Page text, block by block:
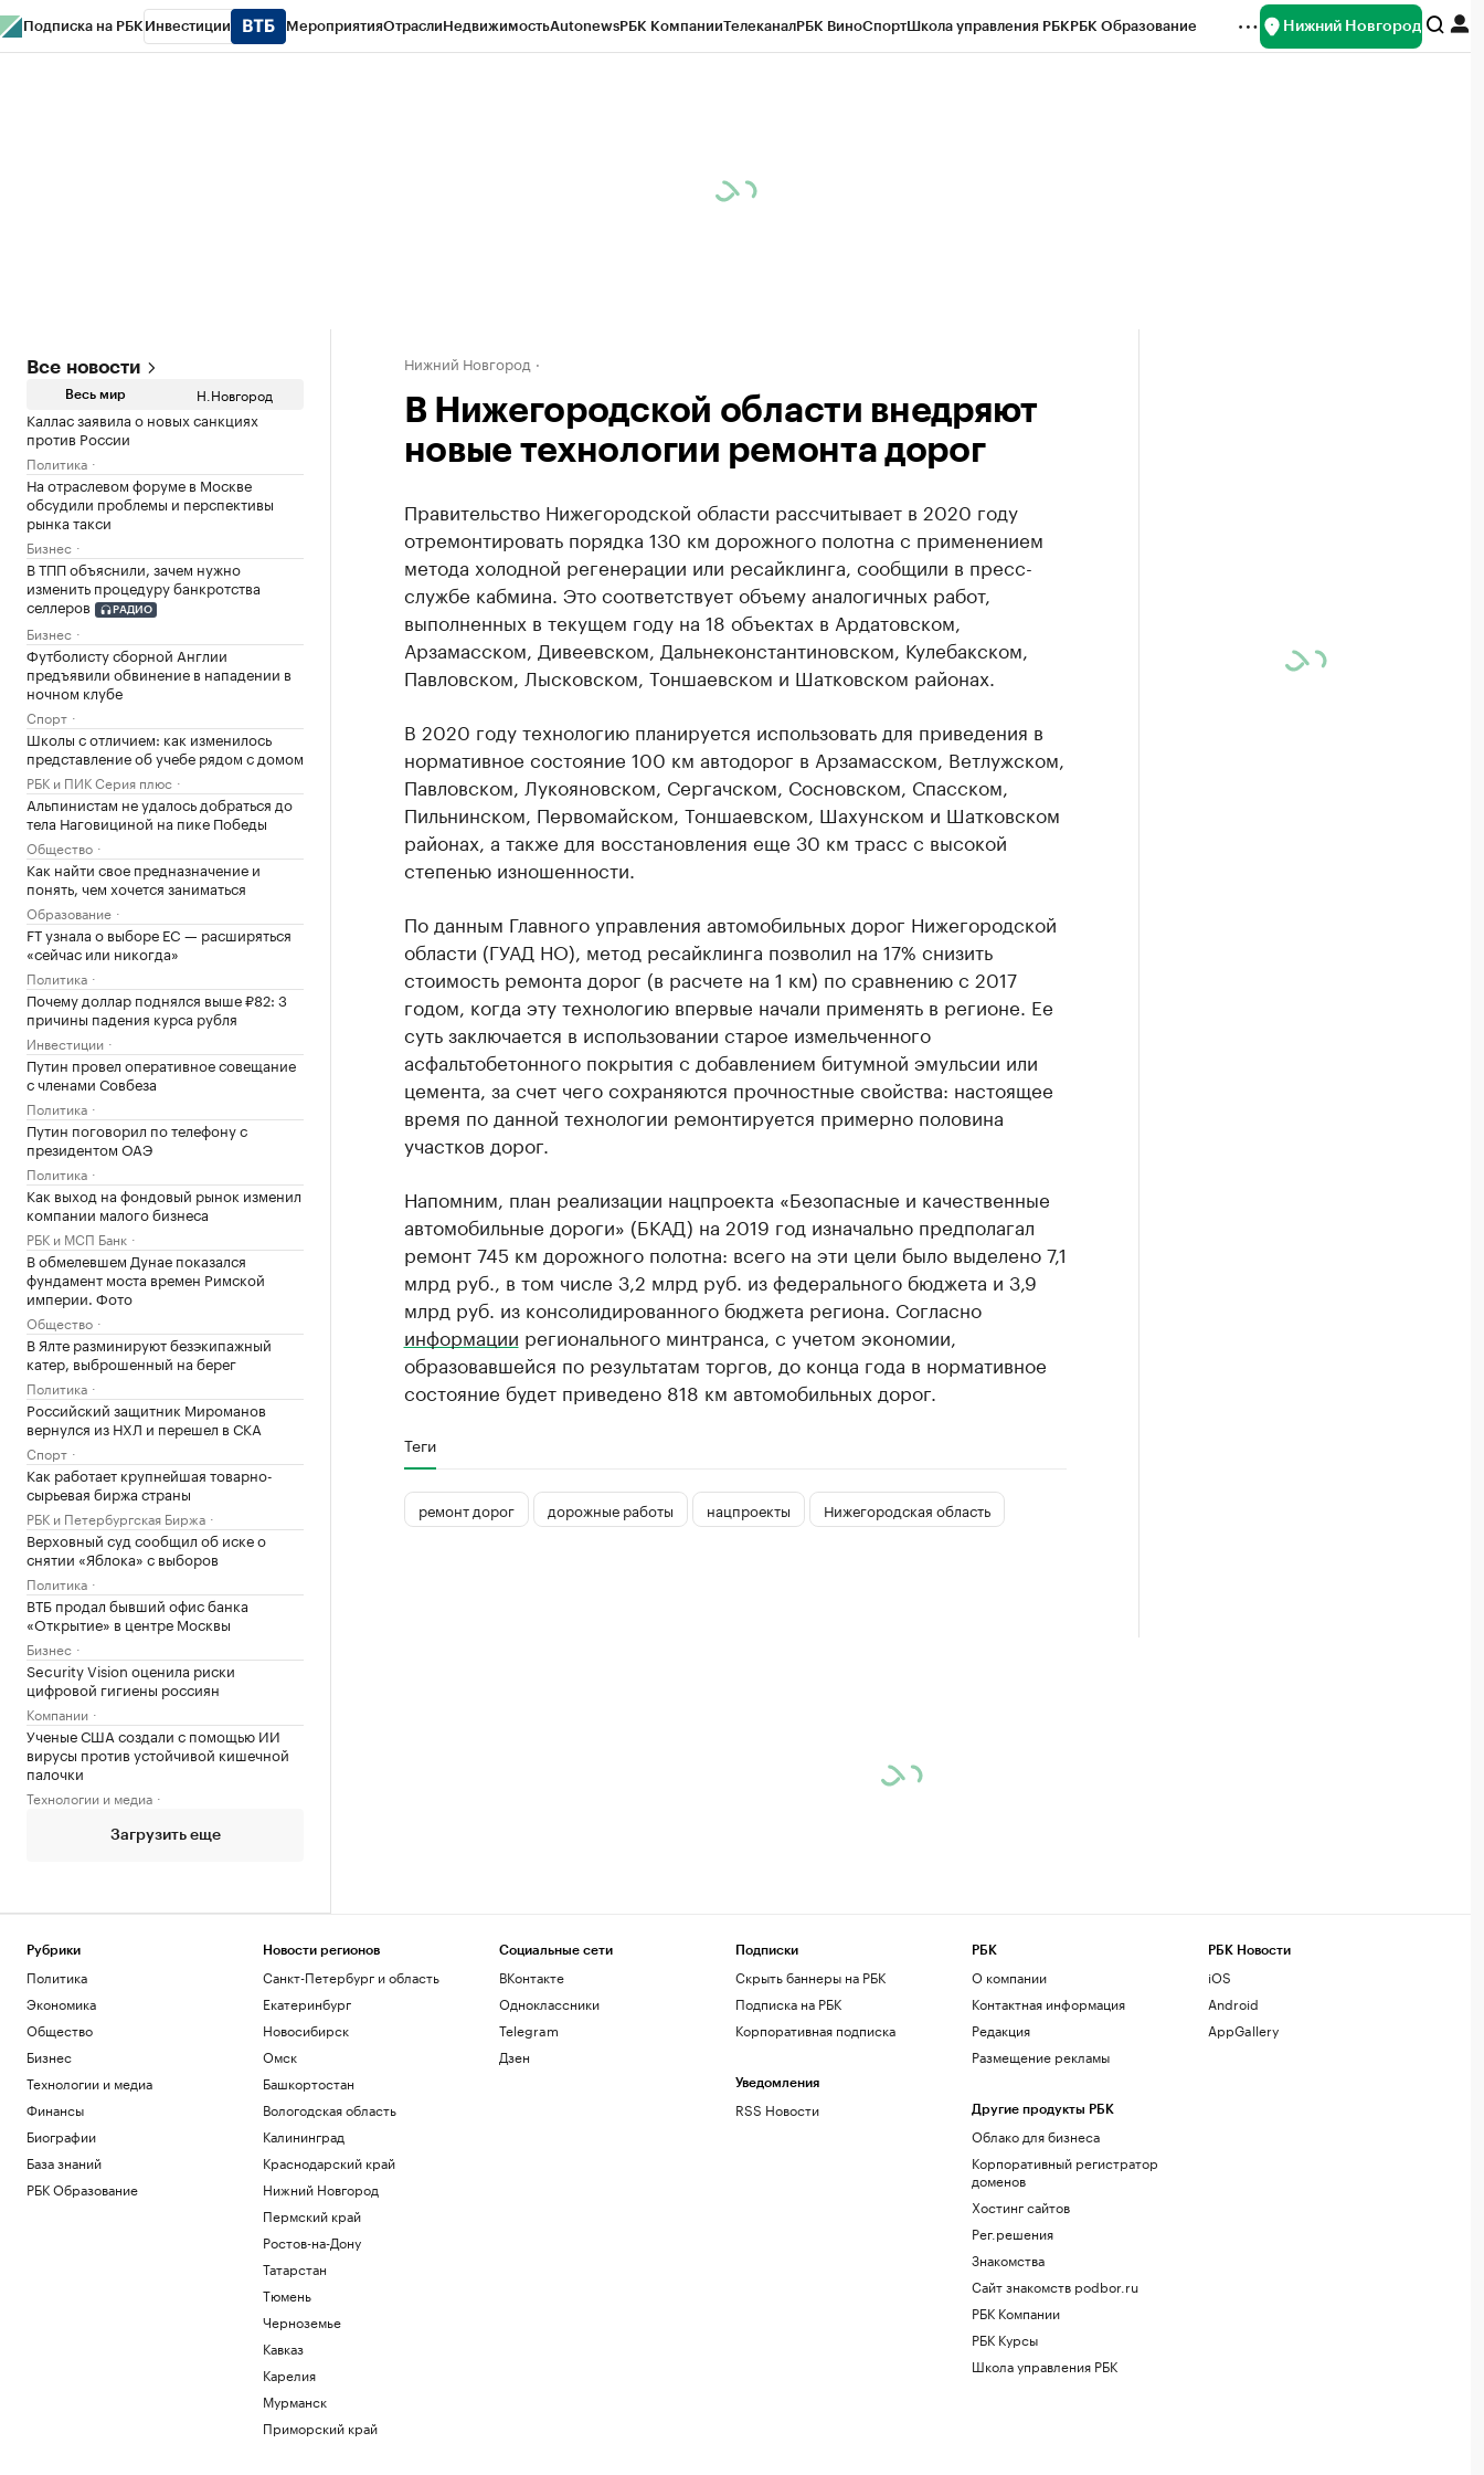
Подписка на РБК Инвестиции МероприятияОтраслиНедвижимостьAutonewsРБК КомпанииТелеканалРБК ВиноСпортШкола управления РБКРБК Образование Нижний Новгород
Все новости
Весь мир Н.Новгород
Каллас заявила о новых санкциях
против России
Политика
На отраслевом форуме в Москве
обсудили проблемы и перспективы
рынка такси
Бизнес
В ТПП объяснили, зачем нужно
изменить процедуру банкротства
селлеров
РАДИО
Бизнес
Футболисту сборной Англии
предъявили обвинение в нападении в
ночном клубе
Спорт
Школы с отличием: как изменилось
представление об учебе рядом с домом
РБК и ПИК Серия плюс
Альпинистам не удалось добраться до
тела Наговициной на пике Победы
Общество
Как найти свое предназначение и
понять, чем хочется заниматься
Образование
FT узнала о выборе ЕС — расширяться
«сейчас или никогда»
Политика
Почему доллар поднялся выше ₽82: 3
причины падения курса рубля
Инвестиции
Путин провел оперативное совещание
с членами Совбеза
Политика
Путин поговорил по телефону с
президентом ОАЭ
Политика
Как выход на фондовый рынок изменил
компании малого бизнеса
РБК и МСП Банк
В обмелевшем Дунае показался
фундамент моста времен Римской
империи. Фото
Общество
В Ялте разминируют безэкипажный
катер, выброшенный на берег
Политика
Российский защитник Мироманов
вернулся из НХЛ и перешел в СКА
Спорт
Как работает крупнейшая товарно-
сырьевая биржа страны
РБК и Петербургская Биржа
Верховный суд сообщил об иске о
снятии «Яблока» с выборов
Политика
ВТБ продал бывший офис банка
«Открытие» в центре Москвы
Бизнес
Security Vision оценила риски
цифровой гигиены россиян
Компании
Ученые США создали с помощью ИИ
вирусы против устойчивой кишечной
палочки
Технологии и медиа
Загрузить еще
Нижний Новгород
В Нижегородской области внедряют
новые технологии ремонта дорог
Правительство Нижегородской области рассчитывает в 2020 году
отремонтировать порядка 130 км дорожного полотна с применением
метода холодной регенерации или ресайклинга, сообщили в пресс-
службе кабмина. Это соответствует объему аналогичных работ,
выполненных в текущем году на 18 объектах в Ардатовском,
Арзамасском, Дивеевском, Дальнеконстантиновском, Кулебакском,
Павловском, Лысковском, Тоншаевском и Шатковском районах.
В 2020 году технологию планируется использовать для приведения в
нормативное состояние 100 км автодорог в Арзамасском, Ветлужском,
Павловском, Лукояновском, Сергачском, Сосновском, Спасском,
Пильнинском, Первомайском, Тоншаевском, Шахунском и Шатковском
районах, а также для восстановления еще 30 км трасс с высокой
степенью изношенности.
По данным Главного управления автомобильных дорог Нижегородской
области (ГУАД НО), метод ресайклинга позволил на 17% снизить
стоимость ремонта дорог (в расчете на 1 км) по сравнению с 2017
годом, когда эту технологию впервые начали применять в регионе. Ее
суть заключается в использовании старое измельченного
асфальтобетонного покрытия с добавлением битумной эмульсии или
цемента, за счет чего сохраняются прочностные свойства: настоящее
время по данной технологии ремонтируется примерно половина
участков дорог.
Напомним, план реализации нацпроекта «Безопасные и качественные
автомобильные дороги» (БКАД) на 2019 год изначально предполагал
ремонт 745 км дорожного полотна: всего на эти цели было выделено 7,1
млрд руб., в том числе 3,2 млрд руб. из федерального бюджета и 3,9
млрд руб. из консолидированного бюджета региона. Согласно
информации регионального минтранса, с учетом экономии,
образовавшейся по результатам торгов, до конца года в нормативное
состояние будет приведено 818 км автомобильных дорог.
Теги
ремонт дорог дорожные работы нацпроекты Нижегородская область
Рубрики
Политика
Экономика
Общество
Бизнес
Технологии и медиа
Финансы
Биографии
База знаний
РБК Образование
Новости регионов
Санкт-Петербург и область
Екатеринбург
Новосибирск
Омск
Башкортостан
Вологодская область
Калининград
Краснодарский край
Нижний Новгород
Пермский край
Ростов-на-Дону
Татарстан
Тюмень
Черноземье
Кавказ
Карелия
Мурманск
Приморский край
Социальные сети
ВКонтакте
Одноклассники
Telegram
Дзен
Подписки
Скрыть баннеры на РБК
Подписка на РБК
Корпоративная подписка
Уведомления
RSS Новости
РБК
О компании
Контактная информация
Редакция
Размещение рекламы
Другие продукты РБК
Облако для бизнеса
Корпоративный регистратор
доменов
Хостинг сайтов
Рег.решения
Знакомства
Сайт знакомств podbor.ru
РБК Компании
РБК Курсы
Школа управления РБК
РБК Новости
iOS
Android
AppGallery